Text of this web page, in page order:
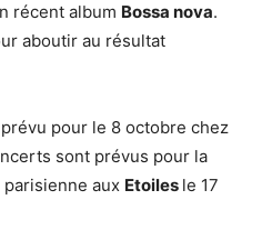
récent album Bossa nova.
aboutir au résultat
pour le 8 octobre chez
sont prévus pour la
parisienne aux Etoiles le 17